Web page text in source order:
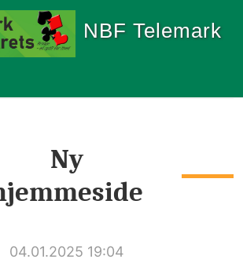
NBF Telemark
Ny
04.01.2025 19:04